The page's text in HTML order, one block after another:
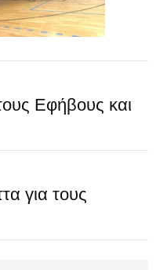
Εφήβους και
για τους